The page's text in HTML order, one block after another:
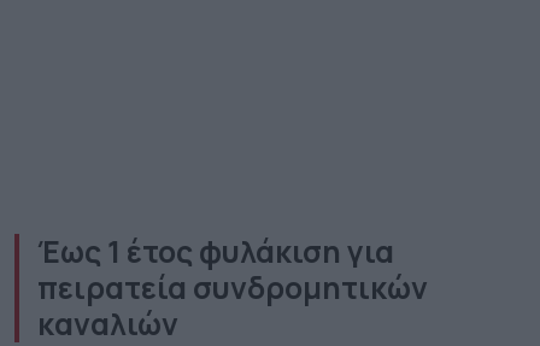
Έως 1 έτος φυλάκιση για
πειρατεία συνδρομητικών
καναλιών